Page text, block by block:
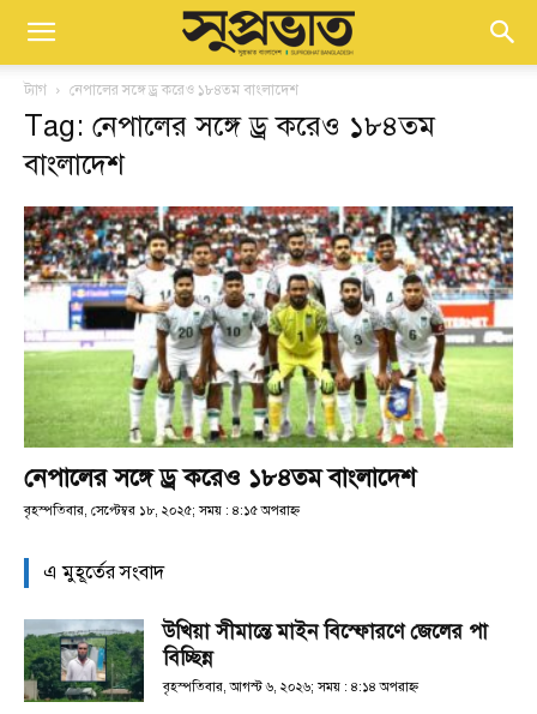
ট্যাগ নেপালের সঙ্গে ড্র করেও ১৮৪তম বাংলাদেশ
Tag: নেপালের সঙ্গে ড্র করেও ১৮৪তম
বাংলাদেশ
নেপালের সঙ্গে ড্র করেও ১৮৪তম বাংলাদেশ
বৃহস্পতিবার, সেপ্টেম্বর ১৮, ২০২৫; সময় : ৪:১৫ অপরাহ্ণ
এ মুহূর্তের সংবাদ
উখিয়া সীমান্তে মাইন বিস্ফোরণে জেলের পা
বিচ্ছিন্ন
বৃহস্পতিবার, আগস্ট ৬, ২০২৬; সময় : ৪:১৪ অপরাহ্ণ